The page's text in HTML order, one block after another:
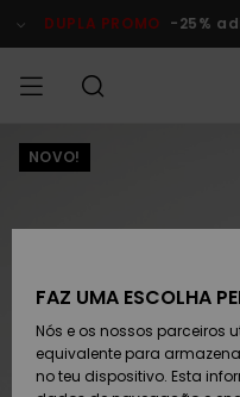
do
DUPLA PROMO -25%
HOMEM
MENINO
MULHER
SURF
NOVO!
FAZ UMA ESCOLHA
Nós e os nossos parceiros
equivalente para
no teu dispositivo. Esta